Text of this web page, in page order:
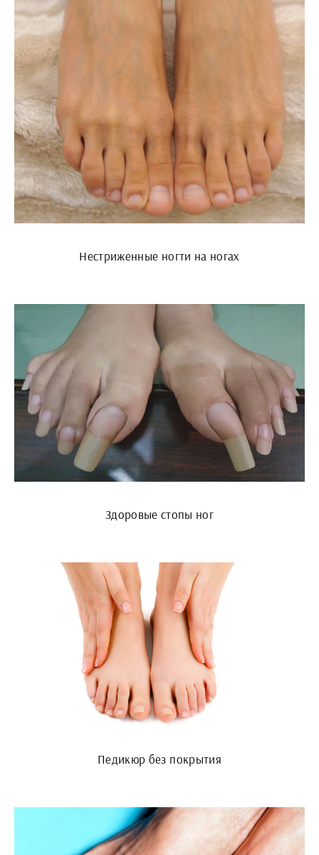
Нестриженные ногти на ногах
Здоровые стопы ног
Педикюр без покрытия